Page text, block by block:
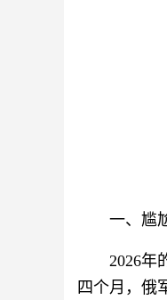
一、尴
2026年
四个月，俄